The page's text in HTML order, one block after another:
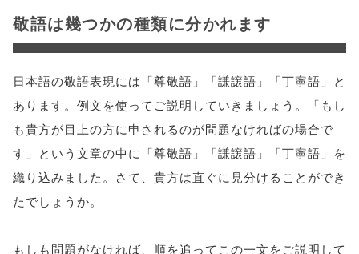
敬語は幾つかの種類に分かれます
日本語の敬語表現には「尊敬語」「謙譲語」「丁寧語」と
あります。例文を使ってご説明していきましょう。「もし
も貴方が目上の方に申されるのが問題なければの場合で
す」という文章の中に「尊敬語」「謙譲語」「丁寧語」を
織り込みました。さて、貴方は直ぐに見分けることができ
たでしょうか。
もしも問題がなければ、順を追ってこの一文をご説明して